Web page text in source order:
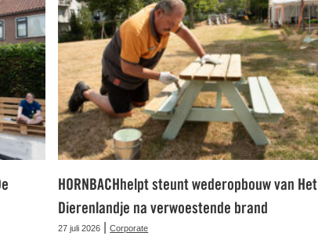
HORNBACHhelpt steunt wederopbouw van Het
Dierenlandje na verwoestende brand
27 juli 2026 |Corporate